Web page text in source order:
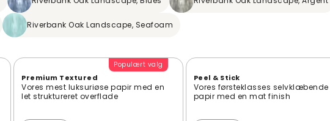
Riverbank Oak Landscape, Seafoam
Populært valg
Premium Textured
Vores mest luksuriøse papir med en
let struktureret overflade
Peel & Stick
Vores førsteklasses selvklæbende
papir med en mat finish